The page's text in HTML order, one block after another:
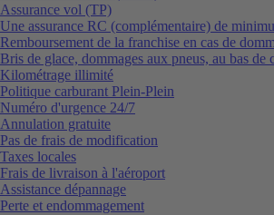
Assurance vol (TP)
Une assurance RC (complémentaire) de
Remboursement de la franchise en cas de
Bris de glace, dommages aux pneus, au bas de
Kilométrage illimité
Politique carburant Plein-Plein
Numéro d'urgence 24/7
Annulation gratuite
Pas de frais de modification
Taxes locales
Frais de livraison à l'aéroport
Assistance dépannage
Perte et endommagement